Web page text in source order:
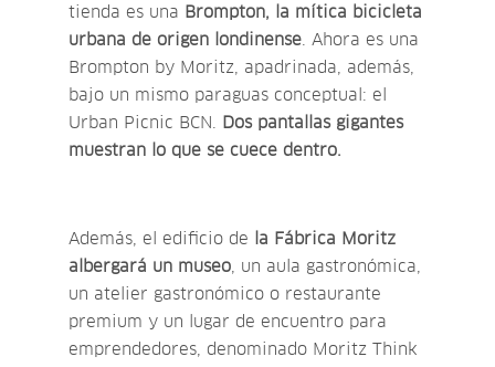
tienda es una Brompton, la mítica bicicleta
urbana de origen londinense . Ahora es una
Brompton by Moritz, apadrinada, además,
bajo un mismo paraguas conceptual: el
Urban Picnic BCN.
Dos pantallas gigantes
muestran lo que se cuece dentro.
Además, el edificio de la Fábrica Moritz
albergará un museo , un aula gastronómica,
un atelier gastronómico o restaurante
premium y un lugar de encuentro para
emprendedores, denominado Moritz Think